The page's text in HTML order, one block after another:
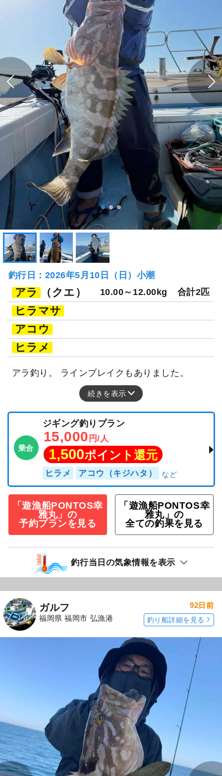
釣行日：2026年5月10日（日）小潮
アラ （クエ） 10.00～12.00kg 合計2匹
ヒラマサ
アコウ
ヒラメ
アラ釣り。 ラインブレイクもありました。
続きを表示
乗合
ジギング釣りプラン
15,000 円/人
1,500ポイント還元
ヒラメ アコウ（キジハタ）
「遊漁船PONTOS幸
雅丸」の
予約プランを見る
「遊漁船PONTOS幸
雅丸」の
全ての釣果を見る
釣行当日の気象情報を表示
ガルフ
福岡県 福岡市 弘漁港
92日前
釣り船詳細を見る